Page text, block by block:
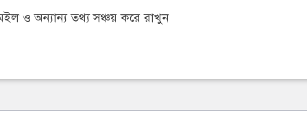
ও অন্যান্য তথ্য সঞ্চয় করে রাখুন